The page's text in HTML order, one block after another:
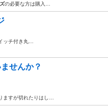
の必要な方は購入…
ッチ付き丸…
せんか？
ますが切れたりはし…